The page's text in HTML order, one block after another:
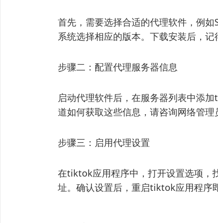
首先，需要选择合适的代理软件，例
系统选择相应的版本。下载安装后，记
步骤二：配置代理服务器信息
启动代理软件后，在服务器列表中添
道如何获取这些信息，请咨询网络管理
步骤三：启用代理设置
在tiktok应用程序中，打开设置选项，
址。确认设置后，重启tiktok应用程序